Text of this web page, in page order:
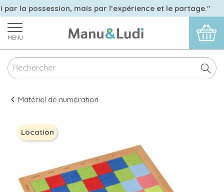
la possession, mais par l’expérience et le partage."
MENU
Matériel de numération
Location